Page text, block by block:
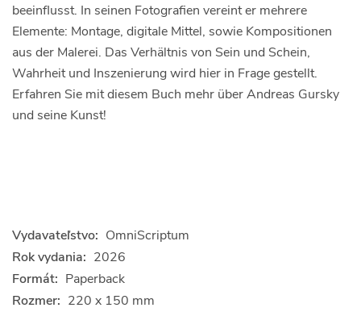
beeinflusst. In seinen Fotografien vereint er mehrere
Elemente: Montage, digitale Mittel, sowie Kompositionen
aus der Malerei. Das Verhältnis von Sein und Schein,
Wahrheit und Inszenierung wird hier in Frage gestellt.
Erfahren Sie mit diesem Buch mehr über Andreas Gursky
und seine Kunst!
Vydavateľstvo: OmniScriptum
Rok vydania: 2026
Formát: Paperback
Rozmer: 220 x 150 mm